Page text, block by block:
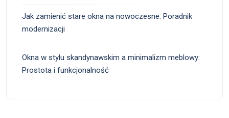
Jak zamienić stare okna na nowoczesne: Poradnik
modernizacji
Okna w stylu skandynawskim a minimalizm meblowy:
Prostota i funkcjonalność